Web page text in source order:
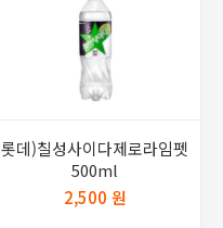
롯데)칠성사이다제로라임펫
500ml
2,500 원